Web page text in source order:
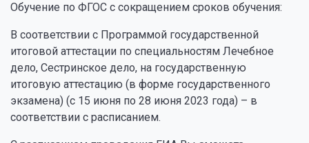
Обучение по ФГОС с сокращением сроков обучения:
В соответствии с Программой государственной
итоговой аттестации по специальностям Лечебное
дело, Сестринское дело, на государственную
итоговую аттестацию (в форме государственного
экзамена) (с 15 июня по 28 июня 2023 года) – в
соответствии с расписанием.